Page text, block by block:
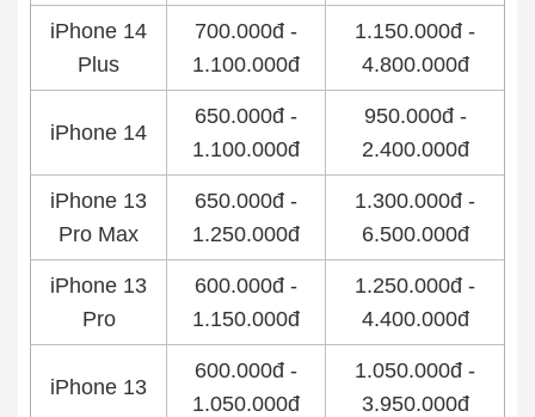
iPhone 14
Plus
700.000đ -
1.100.000đ
1.150.000đ -
4.800.000đ
iPhone 14
650.000đ -
1.100.000đ
950.000đ -
2.400.000đ
iPhone 13
Pro Max
650.000đ -
1.250.000đ
1.300.000đ -
6.500.000đ
iPhone 13
Pro
600.000đ -
1.150.000đ
1.250.000đ -
4.400.000đ
iPhone 13
600.000đ -
1.050.000đ
1.050.000đ -
3.950.000đ